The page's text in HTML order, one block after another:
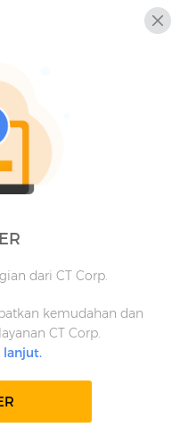
dari CT Corp.
kemudahan dan
CT Corp.
lanjut.